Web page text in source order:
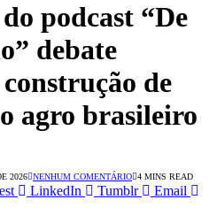
podcast “De
debate
de
agro brasileiro
2026 NENHUM COMENTÁRIO 4 MINS READ
LinkedIn Tumblr
Email